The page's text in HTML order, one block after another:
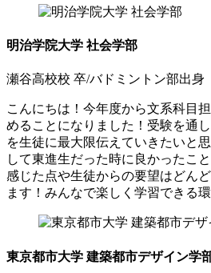
明治学院大学 社会学部
瀬谷高校校 卒/バドミントン部出身
こんにちは！今年度から文系科目
めることになりました！受験を通
を生徒に最大限伝えていきたいと
して東進生だった時に良かったこ
感じた点や生徒からの要望はどん
ます！みんなで楽しく学習できる
東京都市大学 建築都市デザイン学